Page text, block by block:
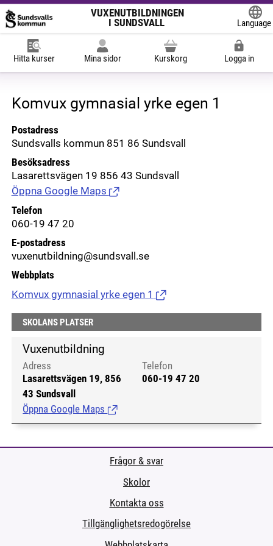
VUXENUTBILDNINGEN
I SUNDSVALL
Language
Hitta kurser Mina sidor Kurskorg Logga in
Komvux gymnasial yrke egen 1
Postadress
Sundsvalls kommun 851 86 Sundsvall
Besöksadress
Lasarettsvägen 19 856 43 Sundsvall
Öppna Google Maps (Länk till extern sida.)
Telefon
060-19 47 20
E-postadress
vuxenutbildning@sundsvall.se
Webbplats
Komvux gymnasial yrke egen 1 (Länk till extern sida.)
SKOLANS PLATSER
Vuxenutbildning
Adress
Lasarettsvägen 19, 856
43 Sundsvall
Öppna Google Maps (Länk till extern sida.)
Telefon
060-19 47 20
Frågor & svar
Skolor
Kontakta oss
Tillgänglighetsredogörelse